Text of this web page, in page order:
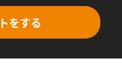
をする